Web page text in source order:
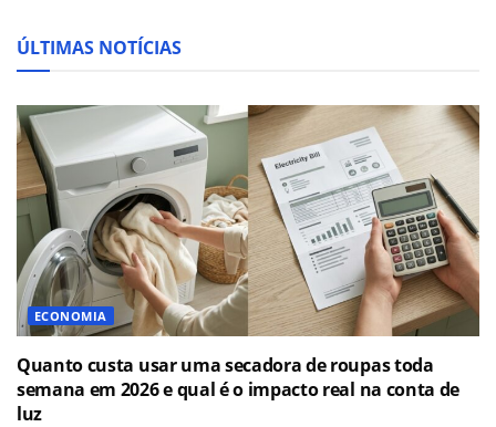
ÚLTIMAS NOTÍCIAS
ECONOMIA
Quanto custa usar uma secadora de roupas toda
semana em 2026 e qual é o impacto real na conta de
luz